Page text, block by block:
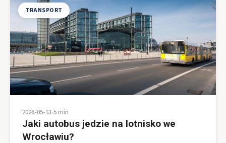
TRANSPORT
2026-05-13•5 min
Jaki autobus jedzie na lotnisko we
Wrocławiu?